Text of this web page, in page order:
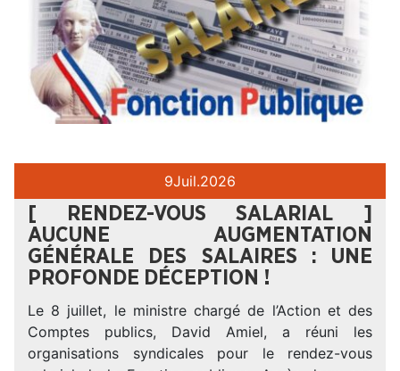
9Juil.2026
[ RENDEZ-VOUS SALARIAL ]
AUCUNE AUGMENTATION
GÉNÉRALE DES SALAIRES : UNE
PROFONDE DÉCEPTION !
Le 8 juillet, le ministre chargé de l’Action et des
Comptes publics, David Amiel, a réuni les
organisations syndicales pour le rendez-vous